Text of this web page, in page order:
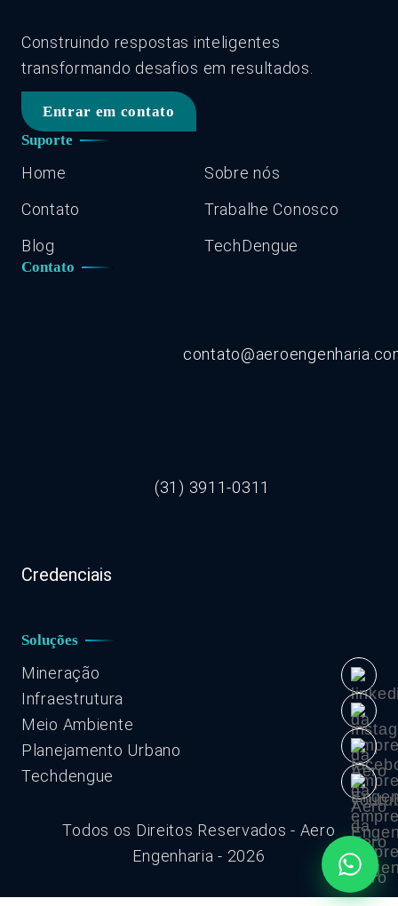
Construindo respostas inteligentes
transformando desafios em resultados.
Entrar em contato
Suporte
Home
Sobre nós
Contato
Trabalhe Conosco
Blog
TechDengue
Contato
(31) 3911-0311
Credenciais
Soluções
Mineração
Infraestrutura
Meio Ambiente
Planejamento Urbano
Techdengue
Todos os Direitos Reservados - Aero
Engenharia - 2026